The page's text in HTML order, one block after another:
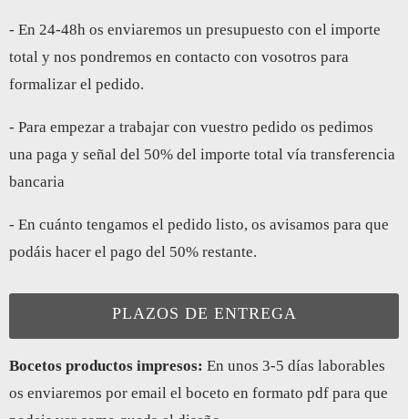
- En 24-48h os enviaremos un presupuesto con el importe
total y nos pondremos en contacto con vosotros para
formalizar el pedido.
- Para empezar a trabajar con vuestro pedido os pedimos
una paga y señal del 50% del importe total vía transferencia
bancaria
- En cuánto tengamos el pedido listo, os avisamos para que
podáis hacer el pago del 50% restante.
PLAZOS DE ENTREGA
Bocetos productos impresos: En unos 3-5 días laborables
os enviaremos por email el boceto en formato pdf para que